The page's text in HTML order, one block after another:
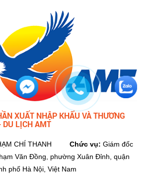
XUẤT NHẬP KHẨU VÀ THƯƠNG
DU LỊCH AMT
CHÍ THANH Chức vụ: Giám đốc
Văn Đồng, phường Xuân Đỉnh, quận
phố Hà Nội, Việt Nam